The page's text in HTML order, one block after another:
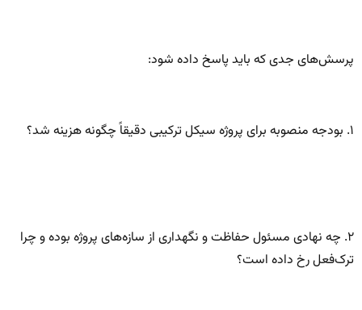
پرسش‌های جدی که باید پاسخ داده شود:
۱. بودجه منصوبه برای پروژه سیکل ترکیبی دقیقاً چگونه هزینه شد؟
۲. چه نهادی مسئول حفاظت و نگهداری از سازه‌های پروژه بوده و چرا
ترک‌فعل رخ داده است؟